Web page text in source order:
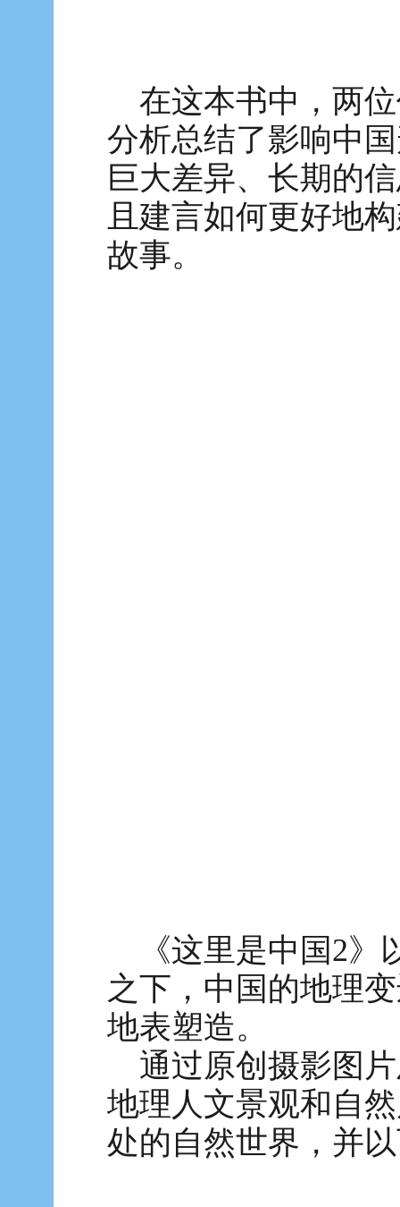
在这本书中，两位
分析总结了影响中
巨大差异、长期的
且建言如何更好地
故事。
《这里是中国2》
之下，中国的地理
地表塑造。
通过原创摄影图片
地理人文景观和自
处的自然世界，并